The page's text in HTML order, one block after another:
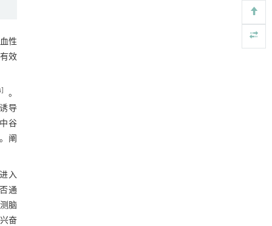
性
效
。
导
谷
。阐
入
通
脑
奋
动力学引导的聚对苯二甲酸乙二酯可控低聚解